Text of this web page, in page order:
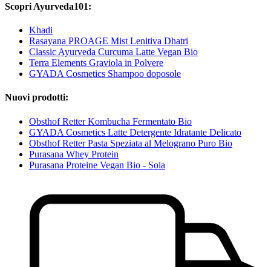
Scopri Ayurveda101:
Khadi
Rasayana PROAGE Mist Lenitiva Dhatri
Classic Ayurveda Curcuma Latte Vegan Bio
Terra Elements Graviola in Polvere
GYADA Cosmetics Shampoo doposole
Nuovi prodotti:
Obsthof Retter Kombucha Fermentato Bio
GYADA Cosmetics Latte Detergente Idratante Delicato
Obsthof Retter Pasta Speziata al Melograno Puro Bio
Purasana Whey Protein
Purasana Proteine Vegan Bio - Soia